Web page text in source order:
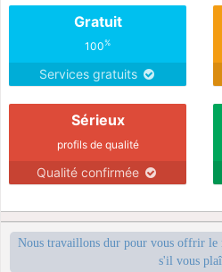
Gratuit
100%
Services gratuits
Sérieux
profils de qualité
Qualité confirmée
Nous travaillons dur pour vous offrir le
s'il vous